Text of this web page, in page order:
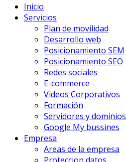
Inicio
Servicios
Plan de movilidad
Desarrollo web
Posicionamiento SEM
Posicionamiento SEO
Redes sociales
E-commerce
Videos Corporativos
Formación
Servidores y dominios
Google My bussines
Empresa
Areas de la empresa